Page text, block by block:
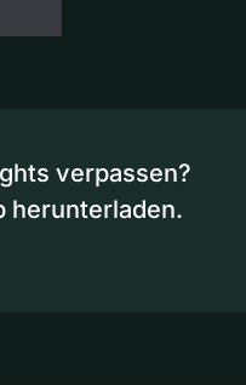
verpassen?
herunterladen.